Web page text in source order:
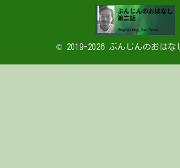
© 2019-2026 ぶんじんのおはな